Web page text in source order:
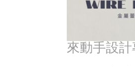
來動手設